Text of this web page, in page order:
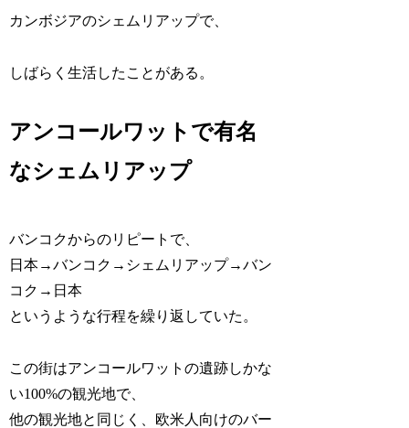
カンボジアのシェムリアップで、
しばらく生活したことがある。
アンコールワットで有名
なシェムリアップ
バンコクからのリピートで、
日本→バンコク→シェムリアップ→バン
コク→日本
というような行程を繰り返していた。
この街はアンコールワットの遺跡しかな
い100%の観光地で、
他の観光地と同じく、欧米人向けのバー